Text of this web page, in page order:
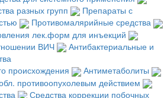
разных групп
Препараты с
Противомалярийные средства
лек.форм для инъекций
ВИЧ
Антибактериальные и
происхождения
Антиметаболиты
противоопухолевым действием
Средства коррекции побочных